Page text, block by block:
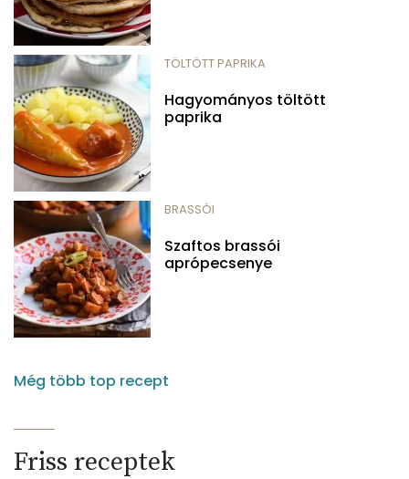
TÖLTÖTT PAPRIKA
Hagyományos töltött
paprika
BRASSÓI
Szaftos brassói
aprópecsenye
Még több top recept
Friss receptek